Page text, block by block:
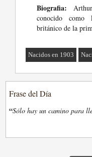
Biografia:
conocido como
británico de la
Nacidos en 1903
Frase del Día
“Sólo hay un camino para